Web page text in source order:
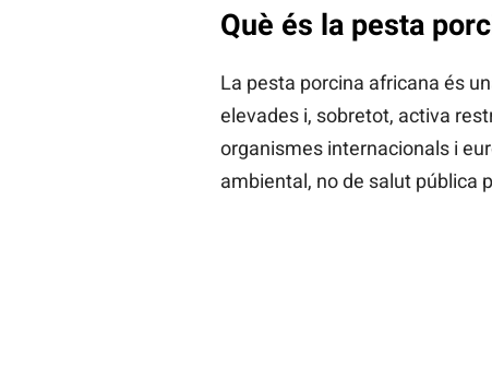
Què és la pesta
La pesta porcina africana és
elevades i, sobretot, activa
organismes internacionals i
ambiental, no de salut pública